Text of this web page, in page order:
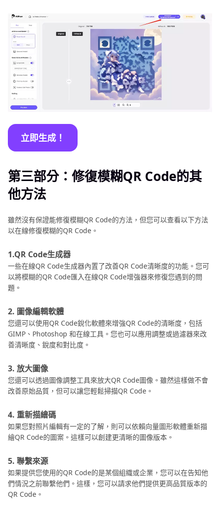
立即生成！
第三部分：修復模糊QR Code的其
他方法
雖然沒有保證能修復模糊QR Code的方法，但您可以查看以下方法
以在線修復模糊的QR Code。
1.QR Code生成器
一些在線QR Code生成器內置了改善QR Code清晰度的功能。您可
以將模糊的QR Code匯入在線QR Code增強器來修復您遇到的問
題。
2. 圖像編輯軟體
您還可以使用QR Code銳化軟體來增強QR Code的清晰度，包括
GIMP、Photoshop 和在線工具。您也可以應用調整或過濾器來改
善清晰度、銳度和對比度。
3. 放大圖像
您還可以透過圖像調整工具來放大QR Code圖像。雖然這樣做不會
改善原始品質，但可以讓您輕鬆掃描QR Code。
4. 重新描繪碼
如果您對照片編輯有一定的了解，則可以依賴向量圖形軟體重新描
繪QR Code的圖案。這樣可以創建更清晰的圖像版本。
5. 聯繫來源
如果提供您使用的QR Code的是某個組織或企業，您可以在告知他
們情況之前聯繫他們。這樣，您可以請求他們提供更高品質版本的
QR Code。